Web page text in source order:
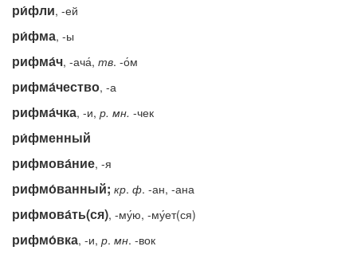
ри́фли, -ей
ри́фма, -ы
рифма́ч, -ача́, тв. -о́м
рифма́чество, -а
рифма́чка, -и, р. мн. -чек
ри́фменный
рифмова́ние, -я
рифмо́ванный; кр. ф. -ан, -ана
рифмова́ть(ся), -му́ю, -му́ет(ся)
рифмо́вка, -и, р. мн. -вок